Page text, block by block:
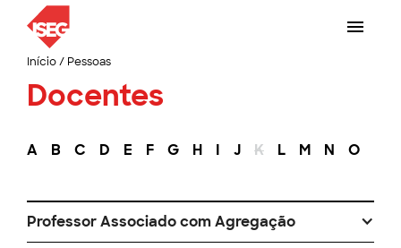
Início/ Pessoas
Docentes
A B C D E F G H I J K L M N O
Professor Associado com Agregação